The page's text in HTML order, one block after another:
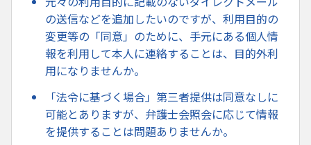
の送信などを追加したいのですが、利用目的の
変更等の「同意」のために、手元にある個人情
報を利用して本人に連絡することは、目的外利
用になりませんか。
「法令に基づく場合」第三者提供は同意なしに
可能とありますが、弁護士会照会に応じて情報
を提供することは問題ありませんか。